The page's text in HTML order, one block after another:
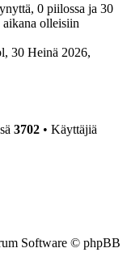
0 piilossa ja 30
olleisiin
30 Heinä 2026,
3702 • Käyttäjiä
Software © phpBB